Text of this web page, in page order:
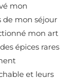
mon
de mon séjour
mon art
épices rares
et leurs